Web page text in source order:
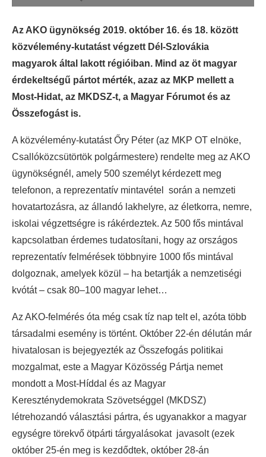
Az AKO ügynökség 2019. október 16. és 18. között
közvélemény-kutatást végzett Dél-Szlovákia
magyarok által lakott régióiban. Mind az öt magyar
érdekeltségű pártot mérték, azaz az MKP mellett a
Most-Hidat, az MKDSZ-t, a Magyar Fórumot és az
Összefogást is.
A közvélemény-kutatást Őry Péter (az MKP OT elnöke,
Csallóközcsütörtök polgármestere) rendelte meg az AKO
ügynökségnél, amely 500 személyt kérdezett meg
telefonon, a reprezentatív mintavétel során a nemzeti
hovatartozásra, az állandó lakhelyre, az életkorra, nemre,
iskolai végzettségre is rákérdeztek. Az 500 fős mintával
kapcsolatban érdemes tudatosítani, hogy az országos
reprezentatív felmérések többnyire 1000 fős mintával
dolgoznak, amelyek közül – ha betartják a nemzetiségi
kvótát – csak 80–100 magyar lehet…
Az AKO-felmérés óta még csak tíz nap telt el, azóta több
társadalmi esemény is történt. Október 22-én délután már
hivatalosan is bejegyezték az Összefogás politikai
mozgalmat, este a Magyar Közösség Pártja nemet
mondott a Most-Híddal és az Magyar
Kereszténydemokrata Szövetséggel (MKDSZ)
létrehozandó választási pártra, és ugyanakkor a magyar
egységre törekvő ötpárti tárgyalásokat javasolt (ezek
október 25-én meg is kezdődtek, október 28-án